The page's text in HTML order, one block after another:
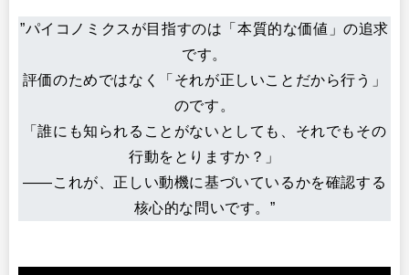
”パイコノミクスが目指すのは「本質的な価値」の追求
です。
評価のためではなく「それが正しいことだから行う」
のです。
「誰にも知られることがないとしても、それでもその
行動をとりますか？」
——これが、正しい動機に基づいているかを確認する
核心的な問いです。”